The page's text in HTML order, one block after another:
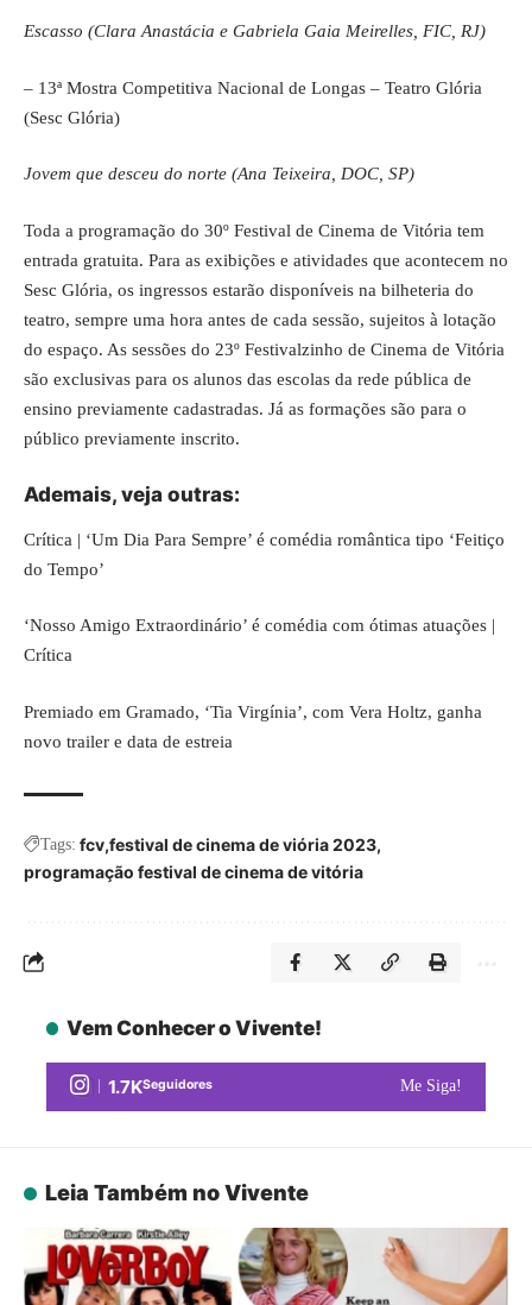
Escasso (Clara Anastácia e Gabriela Gaia Meirelles, FIC, RJ)
– 13ª Mostra Competitiva Nacional de Longas – Teatro Glória
(Sesc Glória)
Jovem que desceu do norte (Ana Teixeira, DOC, SP)
Toda a programação do 30º Festival de Cinema de Vitória tem
entrada gratuita. Para as exibições e atividades que acontecem no
Sesc Glória, os ingressos estarão disponíveis na bilheteria do
teatro, sempre uma hora antes de cada sessão, sujeitos à lotação
do espaço. As sessões do 23º Festivalzinho de Cinema de Vitória
são exclusivas para os alunos das escolas da rede pública de
ensino previamente cadastradas. Já as formações são para o
público previamente inscrito.
Ademais, veja outras:
Crítica | ‘Um Dia Para Sempre’ é comédia romântica tipo ‘Feitiço
do Tempo’
‘Nosso Amigo Extraordinário’ é comédia com ótimas atuações |
Crítica
Premiado em Gramado, ‘Tia Virgínia’, com Vera Holtz, ganha
novo trailer e data de estreia
Tags: fcv festival de cinema de viória 2023
programação festival de cinema de vitória
Vem Conhecer o Vivente!
1.7KSeguidores Me Siga!
Leia Também no Vivente